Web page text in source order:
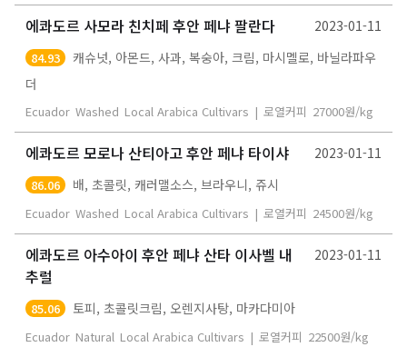
에콰도르 사모라 친치페 후안 페냐 팔란다 2023-01-11
84.93
캐슈넛, 아몬드, 사과, 복숭아, 크림, 마시멜로, 바닐라파우
더
Ecuador Washed Local Arabica Cultivars | 로열커피 27000원/kg
에콰도르 모로나 산티아고 후안 페냐 타이샤 2023-01-11
86.06 배, 초콜릿, 캐러맬소스, 브라우니, 쥬시
Ecuador Washed Local Arabica Cultivars | 로열커피 24500원/kg
에콰도르 아수아이 후안 페냐 산타 이사벨 내
추럴
2023-01-11
85.06 토피, 초콜릿크림, 오렌지사탕, 마카다미아
Ecuador Natural Local Arabica Cultivars | 로열커피 22500원/kg